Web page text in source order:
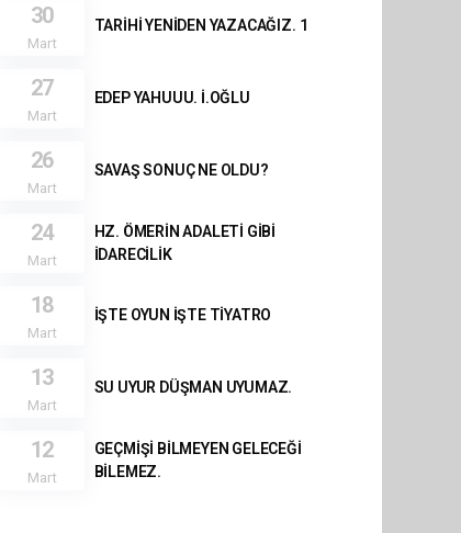
30
Mart
TARİHİ YENİDEN YAZACAĞIZ. 1
27
Mart
EDEP YAHUUU. İ.OĞLU
26
Mart
SAVAŞ SONUÇ NE OLDU?
24
Mart
HZ. ÖMERİN ADALETİ GİBİ
İDARECİLİK
18
Mart
İŞTE OYUN İŞTE TİYATRO
13
Mart
SU UYUR DÜŞMAN UYUMAZ.
12
Mart
GEÇMİŞİ BİLMEYEN GELECEĞİ
BİLEMEZ.